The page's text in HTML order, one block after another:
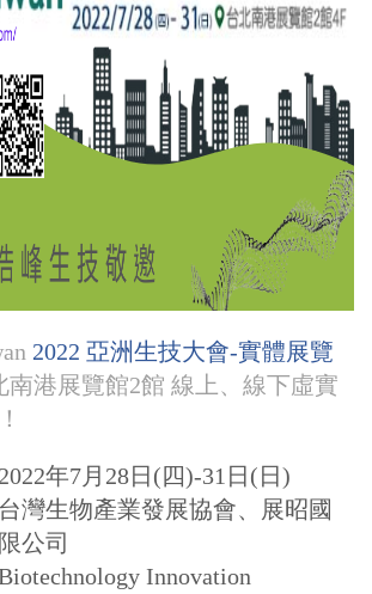
2022 亞洲生技大會-實體展覽
南港展覽館2館 線上、線下虛實
2022年7月28日(四)-31日(日)
台灣生物產業發展協會、展昭國
公司
Innovation